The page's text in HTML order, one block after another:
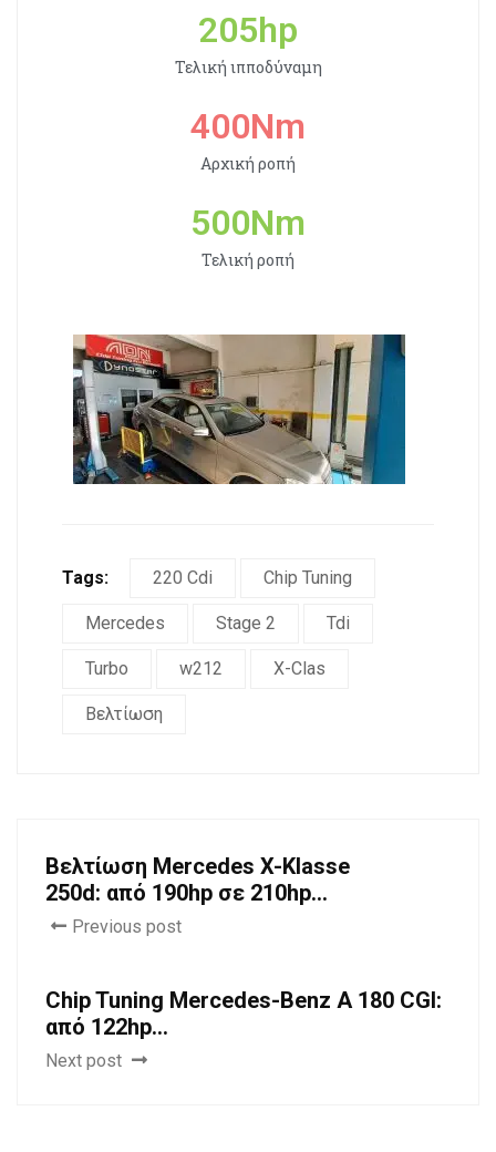
Τελική ιπποδύναμη
205hp
Αρχική ροπή
400Nm
Τελική ροπή
500Nm
Tags: 220 Cdi Chip Tuning
Mercedes Stage 2 Tdi
Turbo w212 X-Clas
Βελτίωση
Βελτίωση Mercedes X-Klasse
250d: από 190hp σε 210hp...
Previous post
Chip Tuning Mercedes-Benz A 180 CGI:
από 122hp...
Next post